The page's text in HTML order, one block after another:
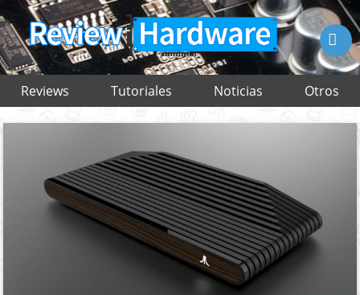
Reviews Tutoriales Noticias Otros
